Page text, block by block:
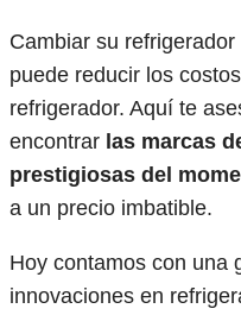
Cambiar su
puede reducir los
refrigerador. Aquí te
encontrar las marcas
prestigiosas del
a un precio imbatible.
Hoy contamos con una
innovaciones en